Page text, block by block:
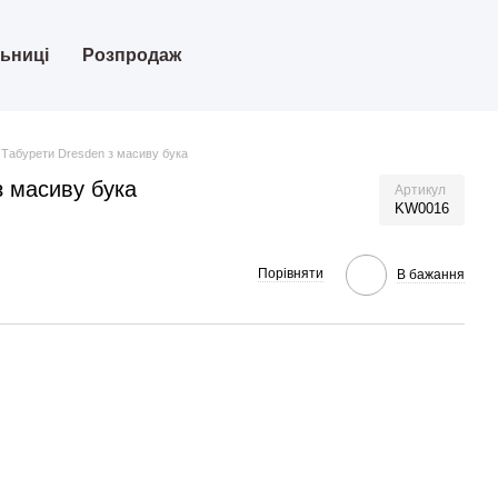
Розпродаж
Dresden з масиву бука
масиву бука Артикул
KW0016
Порівняти В бажання